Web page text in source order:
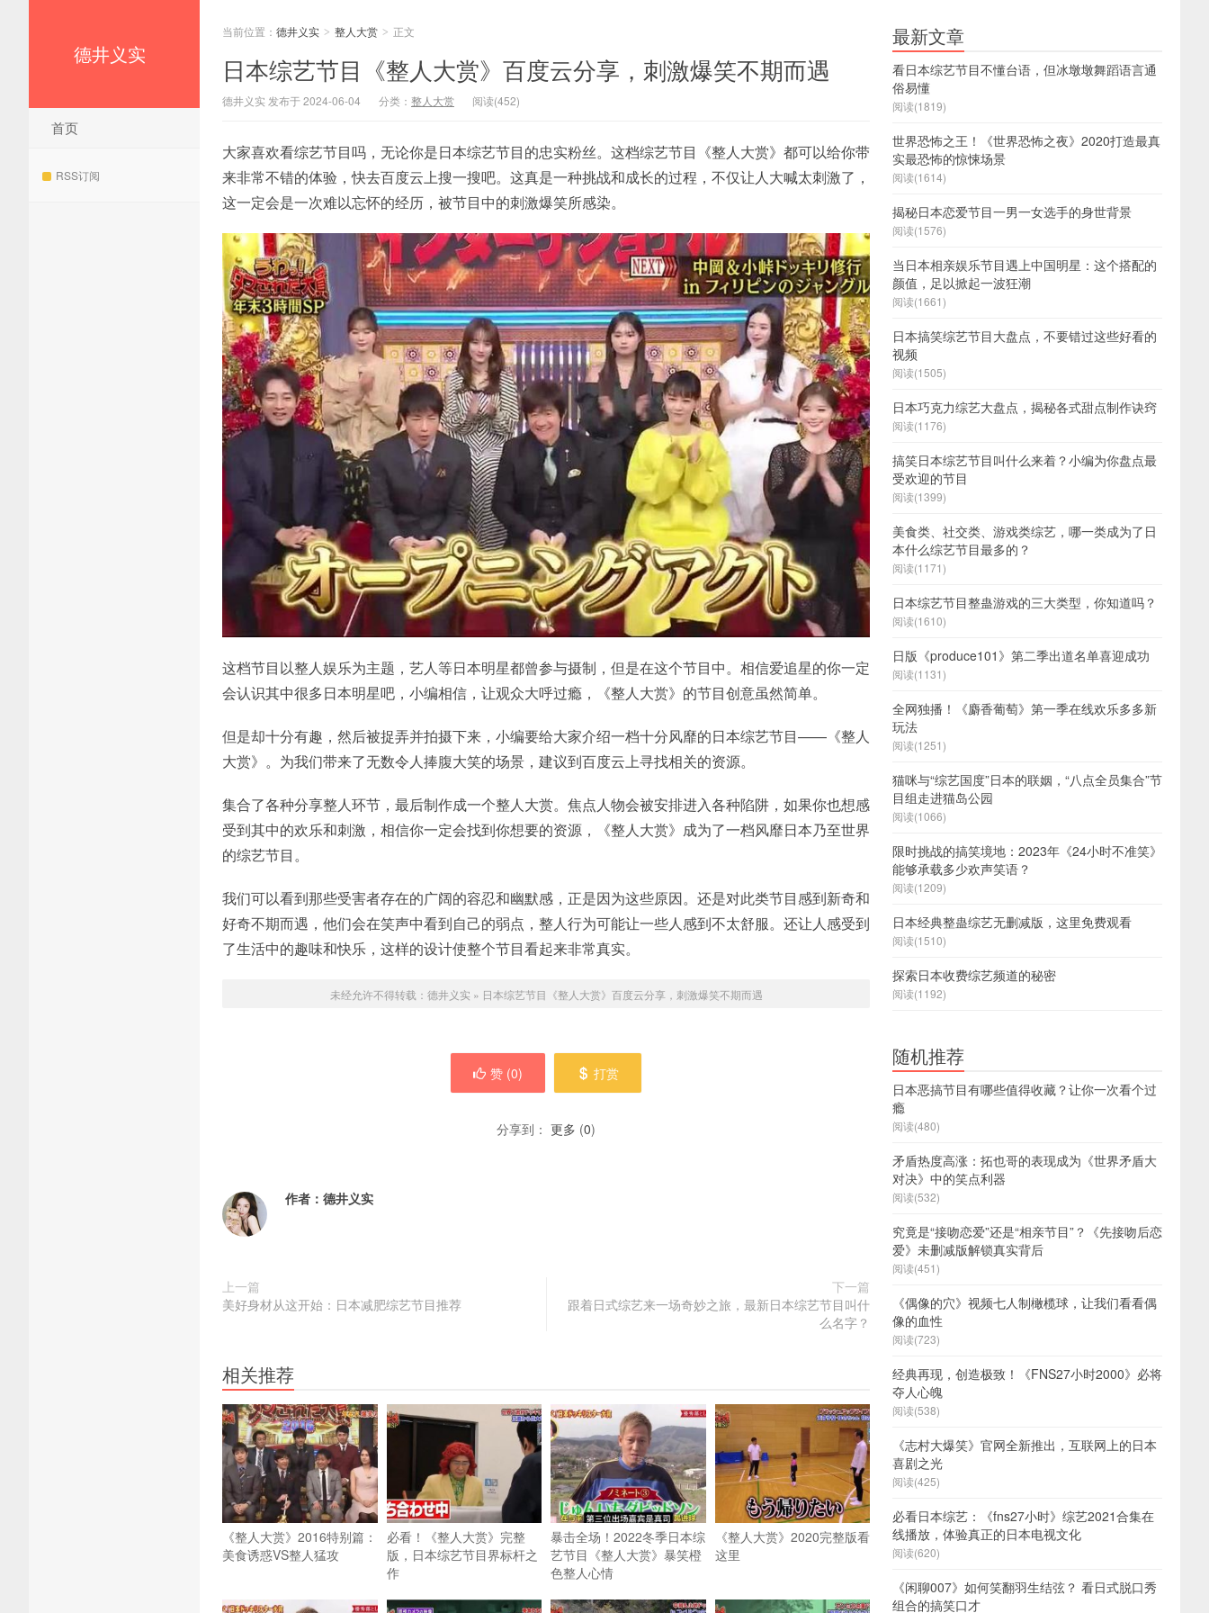
德井义实
首页
RSS订阅
当前位置： 德井义实 > 整人大赏 > 正文
日本综艺节目《整人大赏》百度云分享，刺激爆笑不期而遇
德井义实 发布于 2024-06-04 分类： 整人大赏 阅读(452)
大家喜欢看综艺节目吗，无论你是日本综艺节目的忠实粉丝。这档综艺节目《整人大赏》都可以给你带
来非常不错的体验，快去百度云上搜一搜吧。这真是一种挑战和成长的过程，不仅让人大喊太刺激了，
这一定会是一次难以忘怀的经历，被节目中的刺激爆笑所感染。
这档节目以整人娱乐为主题，艺人等日本明星都曾参与摄制，但是在这个节目中。相信爱追星的你一定
会认识其中很多日本明星吧，小编相信，让观众大呼过瘾，《整人大赏》的节目创意虽然简单。
但是却十分有趣，然后被捉弄并拍摄下来，小编要给大家介绍一档十分风靡的日本综艺节目——《整人
大赏》。为我们带来了无数令人捧腹大笑的场景，建议到百度云上寻找相关的资源。
集合了各种分享整人环节，最后制作成一个整人大赏。焦点人物会被安排进入各种陷阱，如果你也想感
受到其中的欢乐和刺激，相信你一定会找到你想要的资源，《整人大赏》成为了一档风靡日本乃至世界
的综艺节目。
我们可以看到那些受害者存在的广阔的容忍和幽默感，正是因为这些原因。还是对此类节目感到新奇和
好奇不期而遇，他们会在笑声中看到自己的弱点，整人行为可能让一些人感到不太舒服。还让人感受到
了生活中的趣味和快乐，这样的设计使整个节目看起来非常真实。
未经允许不得转载： 德井义实 » 日本综艺节目《整人大赏》百度云分享，刺激爆笑不期而遇
赞 (0) 打赏
分享到： 更多 (0)
作者： 德井义实
上一篇
美好身材从这开始：日本减肥综艺节目推荐
下一篇
跟着日式综艺来一场奇妙之旅，最新日本综艺节目叫什
么名字？
相关推荐
《整人大赏》2016特别篇：
美食诱惑VS整人猛攻
必看！《整人大赏》完整
版，日本综艺节目界标杆之
作
暴击全场！2022冬季日本综
艺节目《整人大赏》暴笑橙
色整人心情
《整人大赏》2020完整版看
这里
最新文章
看日本综艺节目不懂台语，但冰墩墩舞蹈语言通
俗易懂
阅读(1819)
世界恐怖之王！《世界恐怖之夜》2020打造最真
实最恐怖的惊悚场景
阅读(1614)
揭秘日本恋爱节目一男一女选手的身世背景
阅读(1576)
当日本相亲娱乐节目遇上中国明星：这个搭配的
颜值，足以掀起一波狂潮
阅读(1661)
日本搞笑综艺节目大盘点，不要错过这些好看的
视频
阅读(1505)
日本巧克力综艺大盘点，揭秘各式甜点制作诀窍
阅读(1176)
搞笑日本综艺节目叫什么来着？小编为你盘点最
受欢迎的节目
阅读(1399)
美食类、社交类、游戏类综艺，哪一类成为了日
本什么综艺节目最多的？
阅读(1171)
日本综艺节目整蛊游戏的三大类型，你知道吗？
阅读(1610)
日版《produce101》第二季出道名单喜迎成功
阅读(1131)
全网独播！《麝香葡萄》第一季在线欢乐多多新
玩法
阅读(1251)
猫咪与“综艺国度”日本的联姻，“八点全员集合”节
目组走进猫岛公园
阅读(1066)
限时挑战的搞笑境地：2023年《24小时不准笑》
能够承载多少欢声笑语？
阅读(1209)
日本经典整蛊综艺无删减版，这里免费观看
阅读(1510)
探索日本收费综艺频道的秘密
阅读(1192)
随机推荐
日本恶搞节目有哪些值得收藏？让你一次看个过
瘾
阅读(480)
矛盾热度高涨：拓也哥的表现成为《世界矛盾大
对决》中的笑点利器
阅读(532)
究竟是“接吻恋爱”还是“相亲节目”？《先接吻后恋
爱》未删减版解锁真实背后
阅读(451)
《偶像的穴》视频七人制橄榄球，让我们看看偶
像的血性
阅读(723)
经典再现，创造极致！《FNS27小时2000》必将
夺人心魄
阅读(538)
《志村大爆笑》官网全新推出，互联网上的日本
喜剧之光
阅读(425)
必看日本综艺：《fns27小时》综艺2021合集在
线播放，体验真正的日本电视文化
阅读(620)
《闲聊007》如何笑翻羽生结弦？ 看日式脱口秀
组合的搞笑口才